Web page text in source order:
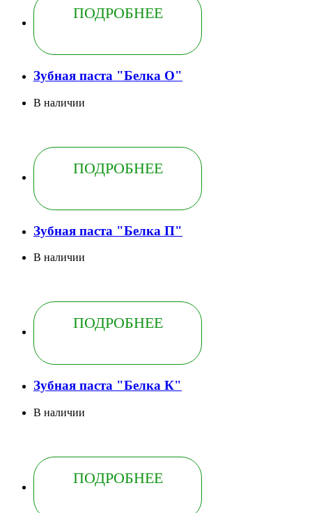
ПОДРОБНЕЕ
Зубная паста "Белка О"
В наличии
ПОДРОБНЕЕ
Зубная паста "Белка П"
В наличии
ПОДРОБНЕЕ
Зубная паста "Белка К"
В наличии
ПОДРОБНЕЕ